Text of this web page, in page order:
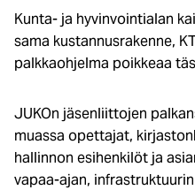
Kunta- ja hyvinvointialan
sama kustannusrakenne,
palkkaohjelma poikkeaa
JUKOn jäsenliittojen
muassa opettajat,
hallinnon esihenkilöt ja
vapaa-ajan,